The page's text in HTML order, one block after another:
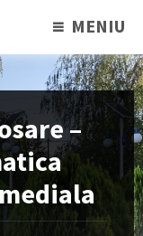
MENIU
–